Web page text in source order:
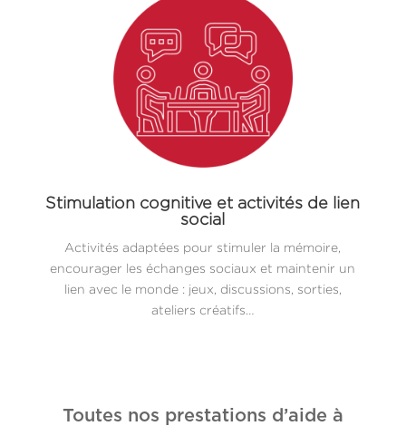
Stimulation cognitive et activités de lien
social
Activités adaptées pour stimuler la mémoire,
encourager les échanges sociaux et maintenir un
lien avec le monde : jeux, discussions, sorties,
ateliers créatifs…
Toutes nos prestations d’aide à